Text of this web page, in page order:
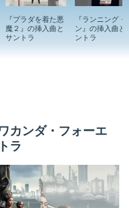
『プラダを着た悪
魔２』の挿入曲と
サントラ
『ランニング・
ン』の挿入曲と
ントラ
カンダ・フォーエ
ラ